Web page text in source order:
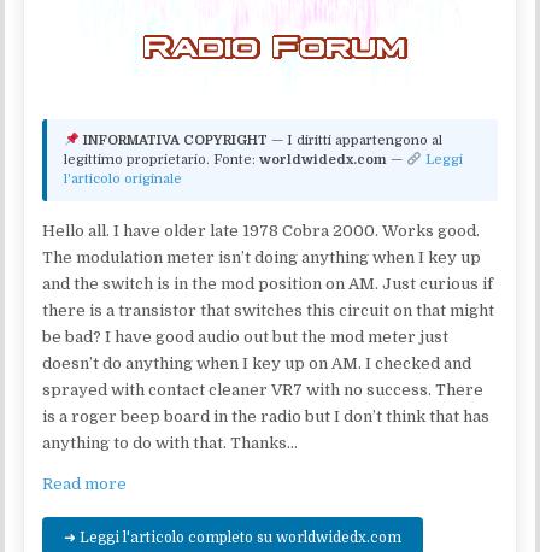
INFORMATIVA COPYRIGHT — I diritti appartengono al
legittimo proprietario. Fonte:worldwidedx.com —
Leggi
l'articolo originale
Hello all. I have older late 1978 Cobra 2000. Works good.
The modulation meter isn’t doing anything when I key up
and the switch is in the mod position on AM. Just curious if
there is a transistor that switches this circuit on that might
be bad? I have good audio out but the mod meter just
doesn’t do anything when I key up on AM. I checked and
sprayed with contact cleaner VR7 with no success. There
is a roger beep board in the radio but I don’t think that has
anything to do with that. Thanks…
Read more
➜ Leggi l'articolo completo su worldwidedx.com